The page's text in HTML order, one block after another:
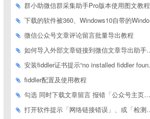
群小助微信群采集助手Pro版本使用图文教程
下载的软件被360、Windows10自带的Windows Defender、腾讯管家等杀毒软件误删了怎么解决
微信公众号文章评论留言批量导出教程
如何导入外部文章链接到微信文章导出助手批量下载，附上3种方式
安装fiddler证书提示“no installed fiddler found”或开启代理ip失败
fiddler配置及使用教程
勾选 同时下载文章留言 报错「公众号主页和加载cookie参数不能为空」
打开软件提示「网络链接错误」、或「检测版本更新失败」等网络问题解决方案